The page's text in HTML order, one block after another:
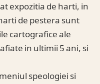
expozitia de harti, in
de pestera sunt
cartografice ale
in ultimii 5 ani, si
speologiei si